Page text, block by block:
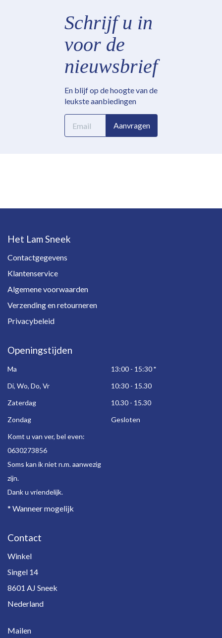
Schrijf u in
voor de
nieuwsbrief
En blijf op de hoogte van de
leukste aanbiedingen
E-
mailadres
Aanvragen
Het Lam Sneek
Contactgegevens
Klantenservice
Algemene voorwaarden
Verzending en retourneren
Privacybeleid
Openingstijden
Ma 13:00 - 15:30*
Di, Wo, Do, Vr
10:30 - 15.30
Zaterdag
10.30 - 15.30
Zondag
Gesloten
Komt u van ver, bel even:
0630273856
Soms kan ik niet n.m. aanwezig
zijn.
Dank u vriendelijk.
* Wanneer mogelijk
Contact
Winkel
Singel 14
8601 AJ Sneek
Nederland
Mailen